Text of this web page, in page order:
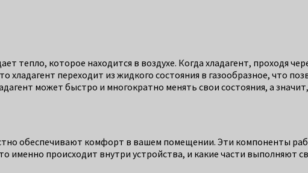
тепло, которое находится в воздухе. Когда хладагент, проходя
переходит из жидкого состояния в газообразное, что
может быстро и многократно менять свои состояния, а
обеспечивают комфорт в вашем помещении. Эти компоненты
происходит внутри устройства, и какие части выполняют